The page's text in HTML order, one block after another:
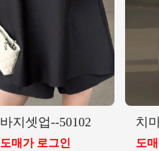
바지셋업--50102
도매가 로그인
치
도